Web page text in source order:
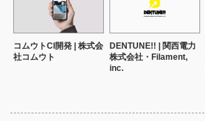
コムウトCI開発 | 株式会
社コムウト
DENTUNE!! | 関西電力
株式会社・Filament,
inc.